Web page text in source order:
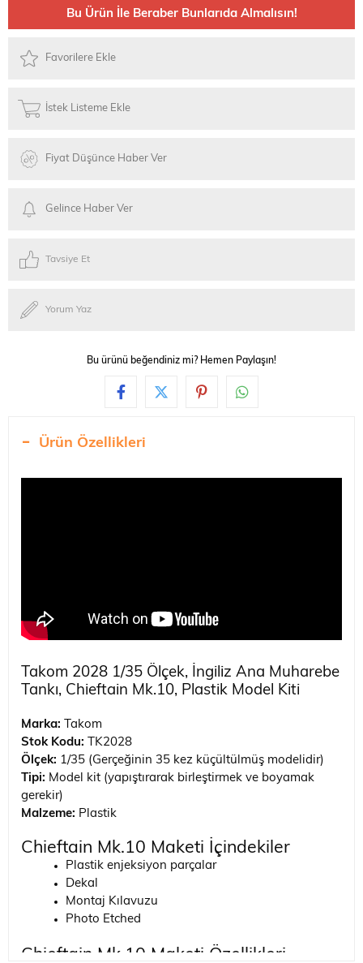
Bu Ürün İle Beraber Bunlarıda Almalısın!
Favorilere Ekle
İstek Listeme Ekle
Fiyat Düşünce Haber Ver
Gelince Haber Ver
Tavsiye Et
Yorum Yaz
Bu ürünü beğendiniz mi? Hemen Paylaşın!
Ürün Özellikleri
Takom 2028 1/35 Ölçek, İngiliz Ana Muharebe
Tankı, Chieftain Mk.10, Plastik Model Kiti
Marka: Takom
Stok Kodu: TK2028
Ölçek: 1/35 (Gerçeğinin 35 kez küçültülmüş modelidir)
Tipi: Model kit (yapıştırarak birleştirmek ve boyamak
gerekir)
Malzeme: Plastik
Chieftain Mk.10 Maketi İçindekiler
Plastik enjeksiyon parçalar
Dekal
Montaj Kılavuzu
Photo Etched
Chieftain Mk.10 Maketi Özellikleri